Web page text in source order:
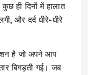
ही दिनों में हालात
और दर्द धीरे-धीरे
है जो अपने आप
बिगड़ती गई। जब